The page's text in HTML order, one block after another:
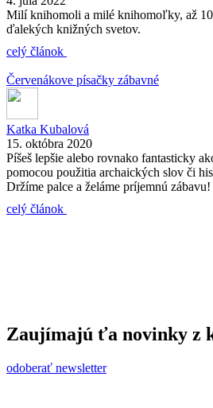
Milí knihomoli a milé knihomoľky, až 10
ďalekých knižných svetov.
celý článok
Červenákove písačky zábavné
Katka Kubalová
15. októbra 2020
Píšeš lepšie alebo rovnako fantasticky
pomocou použitia archaických slov či
Držíme palce a želáme príjemnú
celý článok
Zaujímajú ťa novinky z
odoberať newsletter